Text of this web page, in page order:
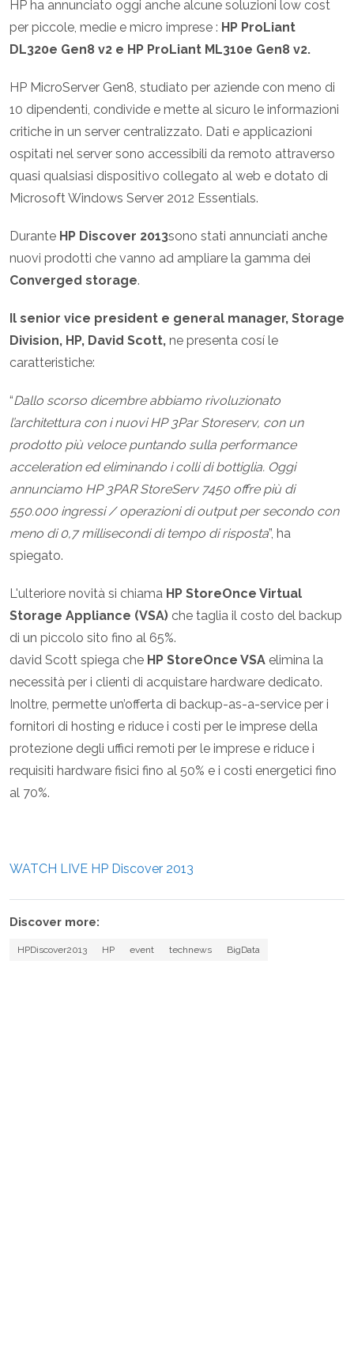
HP ha annunciato oggi anche alcune soluzioni low cost
per piccole, medie e micro imprese : HP ProLiant
DL320e Gen8 v2 e HP ProLiant ML310e Gen8 v2.
HP MicroServer Gen8, studiato per aziende con meno di
10 dipendenti, condivide e mette al sicuro le informazioni
critiche in un server centralizzato. Dati e applicazioni
ospitati nel server sono accessibili da remoto attraverso
quasi qualsiasi dispositivo collegato al web e dotato di
Microsoft Windows Server 2012 Essentials.
Durante HP Discover 2013sono stati annunciati anche
nuovi prodotti che vanno ad ampliare la gamma dei
Converged storage.
Il senior vice president e general manager, Storage
Division, HP, David Scott, ne presenta cosí le
caratteristiche:
“Dallo scorso dicembre abbiamo rivoluzionato
l’architettura con i nuovi HP 3Par Storeserv, con un
prodotto più veloce puntando sulla performance
acceleration ed eliminando i colli di bottiglia. Oggi
annunciamo HP 3PAR StoreServ 7450 offre più di
550.000 ingressi / operazioni di output per secondo con
meno di 0,7 millisecondi di tempo di risposta”, ha
spiegato.
L'ulteriore novità si chiama HP StoreOnce Virtual
Storage Appliance (VSA) che taglia il costo del backup
di un piccolo sito fino al 65%.
david Scott spiega che HP StoreOnce VSA elimina la
necessità per i clienti di acquistare hardware dedicato.
Inoltre, permette un’offerta di backup-as-a-service per i
fornitori di hosting e riduce i costi per le imprese della
protezione degli uffici remoti per le imprese e riduce i
requisiti hardware fisici fino al 50% e i costi energetici fino
al 70%.
WATCH LIVE HP Discover 2013
Discover more:
HPDiscover2013 HP event technews BigData